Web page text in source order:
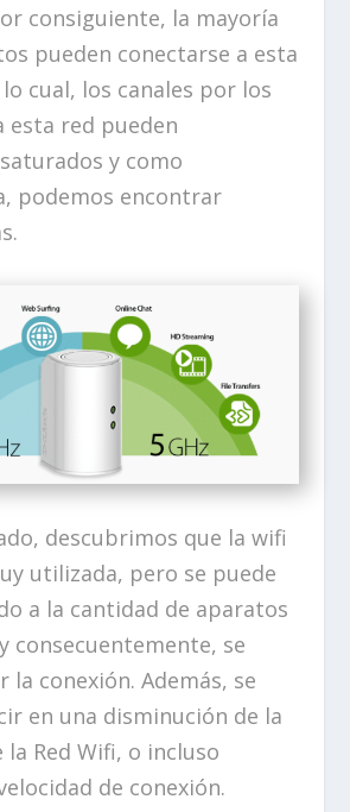
consiguiente, la mayoría
pueden conectarse a esta
cual, los canales por los
esta red pueden
y como
podemos encontrar
descubrimos que la wifi
utilizada, pero se puede
a la cantidad de aparatos
consecuentemente, se
la conexión. Además, se
en una disminución de la
Red Wifi, o incluso
de conexión.